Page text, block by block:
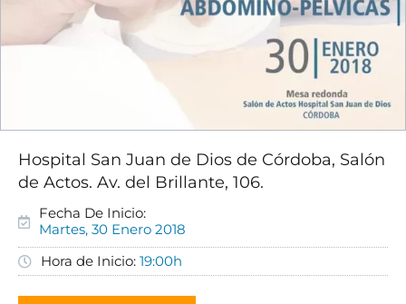
Hospital San Juan de Dios de Córdoba, Salón
de Actos. Av. del Brillante, 106.
Fecha De Inicio:
Martes, 30 Enero 2018
Hora de Inicio: 19:00h